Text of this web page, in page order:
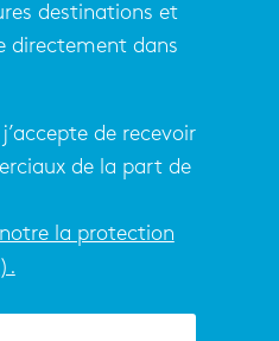
destinations et
directement dans
de recevoir
de la part de
la protection